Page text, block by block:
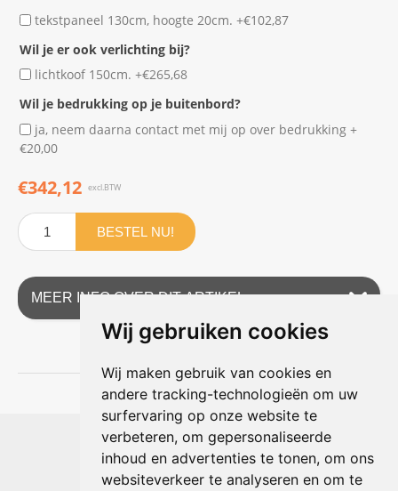
Wij gebruiken cookies
Wij maken gebruik van cookies en
andere tracking-technologieën om uw
surfervaring op onze website te
verbeteren, om gepersonaliseerde
inhoud en advertenties te tonen, om ons
websiteverkeer te analyseren en om te
tekstpaneel 130cm, hoogte 20cm. +€102,87
Wil je er ook verlichting bij?
lichtkoof 150cm. +€265,68
Wil je bedrukking op je buitenbord?
ja, neem daarna contact met mij op over bedrukking +
€20,00
€342,12 excl.BTW
BESTEL NU!
MEER INFO OVER DIT ARTIKEL
Shophouse online
Max Planckstraat 4
6716 BE Ede, Nederland
Telefoon:+31(0)318 618 121